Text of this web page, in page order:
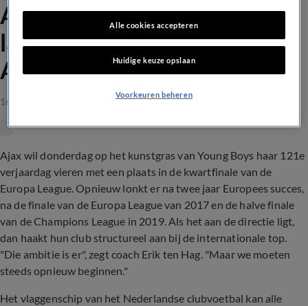
Aanhaken bij Europese top is
lastig maar uitdagend voor
Ajax
16 mrt 2021, 10:13
Ajax wil donderdag op het kunstgras van Young Boys haar 121e
verjaardag vieren met een plaats in de kwartfinale van de
Europa League. Opnieuw lonkt er na twee jaar Europees succes,
na de finale van de Europa League van 2017 en de halve finale
van de Champions League in 2019. Als het aan de directie ligt,
dan haakt hun club structureel aan bij de internationale top.
"Die ambitie is er", zegt coach Erik ten Hag. "Maar we moeten
steeds opnieuw beginnen."
Het vlaggenschip van het Nederlandse clubvoetbal kan alle
Alle cookies accepteren
Huidige keuze opslaan
Voorkeuren beheren